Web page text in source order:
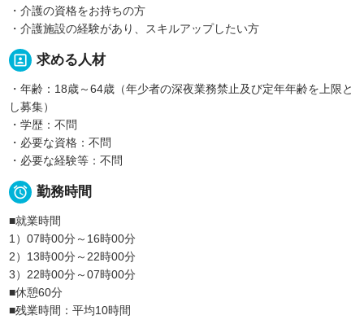
・介護の資格をお持ちの方
・介護施設の経験があり、スキルアップしたい方
portrait 求める人材
・年齢：18歳～64歳（年少者の深夜業務禁止及び定年年齢を上限と
し募集）
・学歴：不問
・必要な資格：不問
・必要な経験等：不問
 勤務時間
■就業時間
1）07時00分～16時00分
2）13時00分～22時00分
3）22時00分～07時00分
■休憩60分
■残業時間：平均10時間